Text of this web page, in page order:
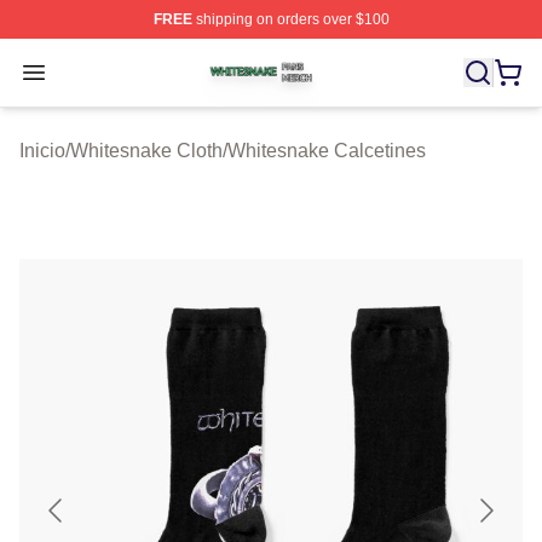
FREEshipping on orders over $100
Open menu
Whitesnake Shop ⚡️ Officially Licensed Whitesnake
Inicio/Whitesnake Cloth/Whitesnake Calcetines